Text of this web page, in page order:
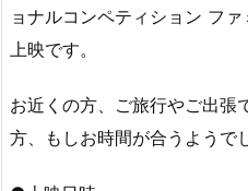
ョナルコンペティション フ
上映です。
お近くの方、ご旅行やご出張
方、もしお時間が合うようで